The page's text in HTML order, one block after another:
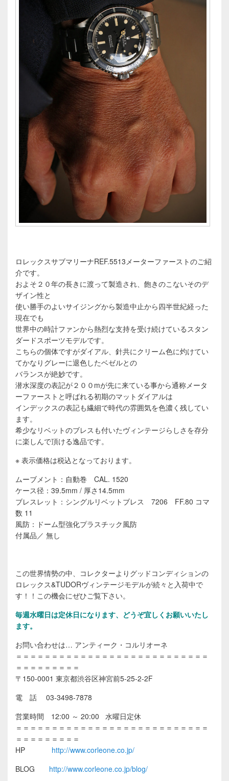
ロレックスサブマリーナREF.5513メーターファーストのご紹
介です。
およそ２０年の長きに渡って製造され、飽きのこないそのデ
ザイン性と
使い勝手のよいサイジングから製造中止から四半世紀経った
現在でも
世界中の時計ファンから熱烈な支持を受け続けているスタン
ダードスポーツモデルです。
こちらの個体ですがダイアル、針共にクリーム色に灼けてい
てかなりグレーに退色したベゼルとの
バランスが絶妙です。
潜水深度の表記が２００mが先に来ている事から通称メータ
ーファーストと呼ばれる初期のマットダイアルは
インデックスの表記も繊細で時代の雰囲気を色濃く残してい
ます。
希少なリベットのブレスも付いたヴィンテージらしさを存分
に楽しんで頂ける逸品です。
※ 表示価格は税込となっております。
ムーブメント：自動巻 CAL. 1520
ケース径：39.5mm / 厚さ14.5mm
ブレスレット：シングルリベットブレス 7206 FF.80 コマ
数 11
風防：ドーム型強化プラスチック風防
付属品／ 無し
この世界情勢の中、コレクターよりグッドコンディションの
ロレックス&TUDORヴィンテージモデルが続々と入荷中で
す！！この機会にぜひご覧下さい。
毎週水曜日は定休日になります、どうぞ宜しくお願いいたし
ます。
お問い合わせは… アンティーク・コルリオーネ
＝＝＝＝＝＝＝＝＝＝＝＝＝＝＝＝＝＝＝＝＝＝＝＝＝＝＝
＝＝＝＝＝＝＝＝＝
〒150-0001 東京都渋谷区神宮前5-25-2-2F
電 話 03-3498-7878
営業時間 12:00 ～ 20:00 水曜日定休
＝＝＝＝＝＝＝＝＝＝＝＝＝＝＝＝＝＝＝＝＝＝＝＝＝＝＝
＝＝＝＝＝＝＝＝＝
HP
http://www.corleone.co.jp/
BLOG http://www.corleone.co.jp/blog/